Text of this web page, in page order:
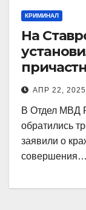
КРИМИНАЛ
На
АПР 22, 2025
В Отдел МВД
обратились
заявили о
совершения…